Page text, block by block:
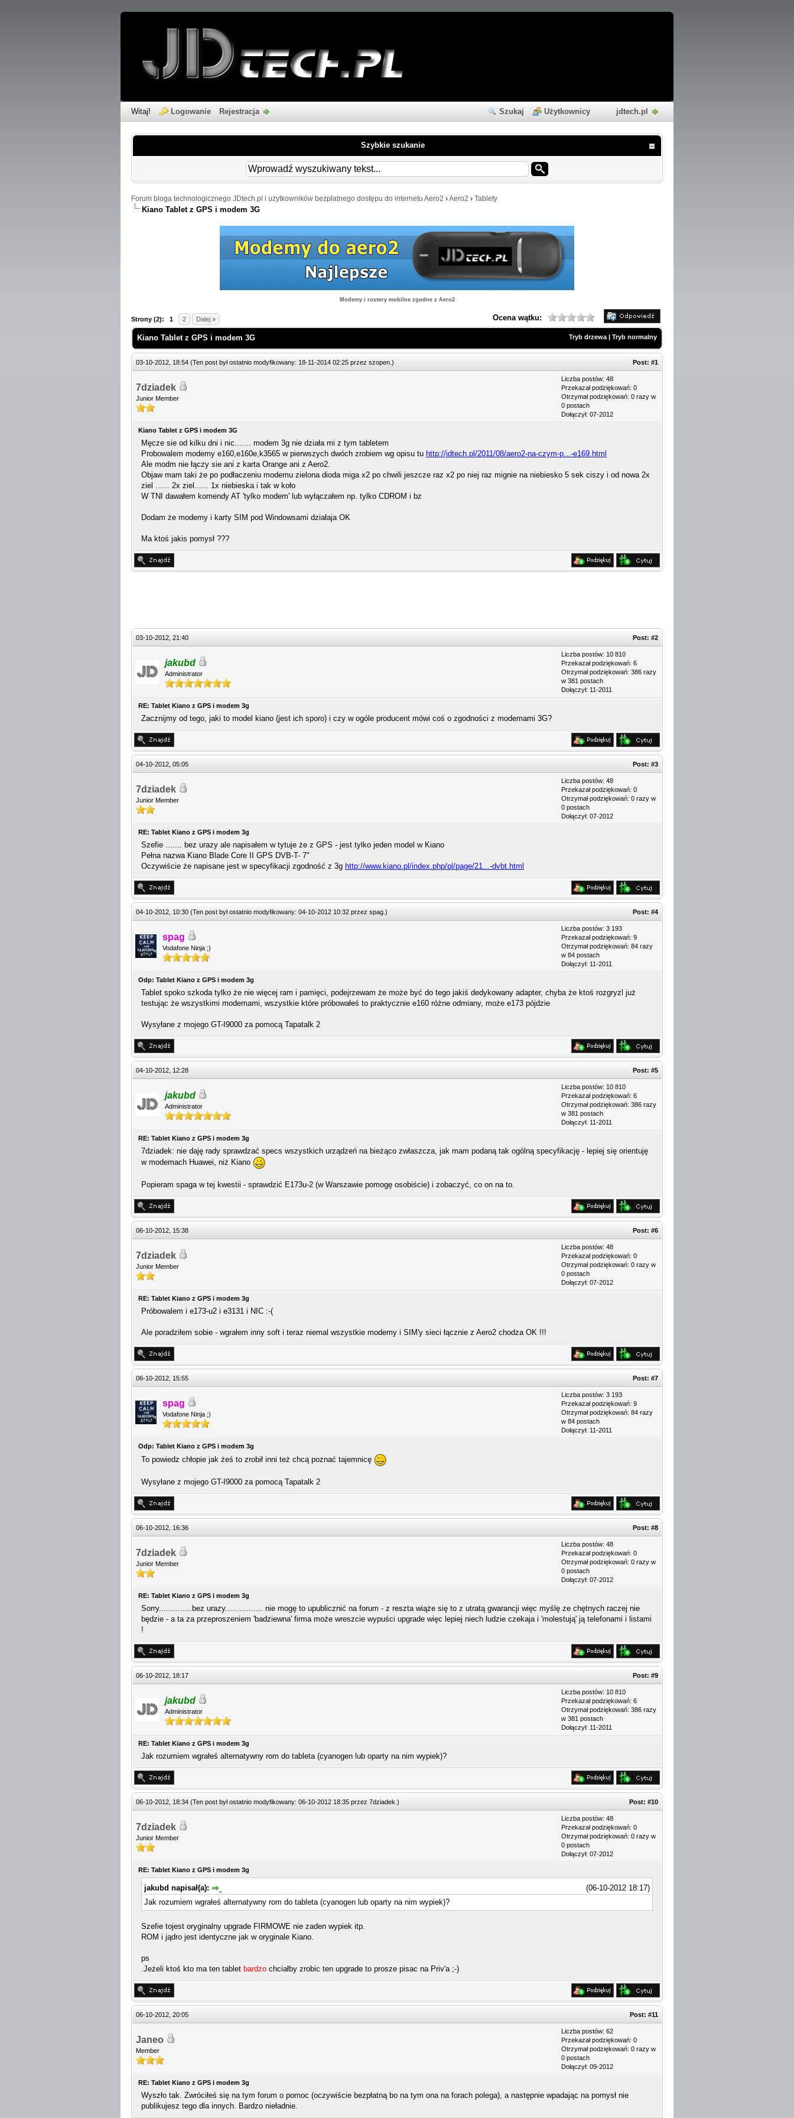
Szukaj Użytkownicy jdtech.pl
Witaj! Logowanie Rejestracja
Szybkie szukanie
Forum bloga technologicznego JDtech.pl i użytkowników bezpłatnego dostępu do internetu Aero2 ›Aero2 › Tablety
Kiano Tablet z GPS i modem 3G
Modemy i routery mobilne zgodne z Aero2
Strony (2): 1 2 Dalej » Ocena wątku:
Tryb drzewa | Tryb normalny
Kiano Tablet z GPS i modem 3G
03-10-2012, 18:54 (Ten post był ostatnio modyfikowany: 18-11-2014 02:25 przez szopen ) Post: #1
7dziadek
Junior Member
Liczba postów: 48
Przekazał podziękowań: 0
Otrzymał podziękowań: 0 razy w
0 postach
Dołączył: 07-2012
Kiano Tablet z GPS i modem 3G
Męcze sie od kilku dni i nic....... modem 3g nie działa mi z tym tabletem
Probowalem modemy e160,e160e,k3565 w pierwszych dwóch zrobiem wg opisu tu http://jdtech.pl/2011/08/aero2-na-czym-p...-e169.html
Ale modm nie łączy sie ani z karta Orange ani z Aero2.
Objaw mam taki że po podłaczeniu modemu zielona dioda miga x2 po chwili jeszcze raz x2 po niej raz mignie na niebiesko 5 sek ciszy i od nowa 2x
ziel ...... 2x ziel...... 1x niebieska i tak w koło
W TNI dawałem komendy AT 'tylko modem' lub wyłączałem np. tylko CDROM i bz
Dodam że modemy i karty SIM pod Windowsami działaja OK
Ma ktoś jakis pomysł ???
03-10-2012, 21:40 Post: #2
jakubd
Administrator
Liczba postów: 10 810
Przekazał podziękowań: 6
Otrzymał podziękowań: 386 razy
w 381 postach
Dołączył: 11-2011
RE: Tablet Kiano z GPS i modem 3g
Zacznijmy od tego, jaki to model kiano (jest ich sporo) i czy w ogóle producent mówi coś o zgodności z modemami 3G?
04-10-2012, 05:05 Post: #3
7dziadek
Junior Member
Liczba postów: 48
Przekazał podziękowań: 0
Otrzymał podziękowań: 0 razy w
0 postach
Dołączył: 07-2012
RE: Tablet Kiano z GPS i modem 3g
Szefie ....... bez urazy ale napisałem w tytuje że z GPS - jest tylko jeden model w Kiano
Pełna nazwa Kiano Blade Core II GPS DVB-T- 7"
Oczywiście że napisane jest w specyfikacji zgodność z 3g http://www.kiano.pl/index.php/pl/page/21...-dvbt.html
04-10-2012, 10:30 (Ten post był ostatnio modyfikowany: 04-10-2012 10:32 przez spag ) Post: #4
spag
Vodafone Ninja ;)
Liczba postów: 3 193
Przekazał podziękowań: 9
Otrzymał podziękowań: 84 razy
w 84 postach
Dołączył: 11-2011
Odp: Tablet Kiano z GPS i modem 3g
Tablet spoko szkoda tylko że nie więcej ram i pamięci, podejrzewam że może być do tego jakiś dedykowany adapter, chyba że ktoś rozgryzl już
testując że wszystkimi modemami, wszystkie które próbowałeś to praktycznie e160 różne odmiany, może e173 pójdzie
Wysyłane z mojego GT-I9000 za pomocą Tapatalk 2
04-10-2012, 12:28 Post: #5
jakubd
Administrator
Liczba postów: 10 810
Przekazał podziękowań: 6
Otrzymał podziękowań: 386 razy
w 381 postach
Dołączył: 11-2011
RE: Tablet Kiano z GPS i modem 3g
7dziadek: nie daję rady sprawdzać specs wszystkich urządzeń na bieżąco zwłaszcza, jak mam podaną tak ogólną specyfikację - lepiej się orientuję
w modemach Huawei, niż Kiano
Popieram spaga w tej kwestii - sprawdzić E173u-2 (w Warszawie pomogę osobiście) i zobaczyć, co on na to.
06-10-2012, 15:38 Post: #6
7dziadek
Junior Member
Liczba postów: 48
Przekazał podziękowań: 0
Otrzymał podziękowań: 0 razy w
0 postach
Dołączył: 07-2012
RE: Tablet Kiano z GPS i modem 3g
Próbowalem i e173-u2 i e3131 i NIC :-(
Ale poradziłem sobie - wgrałem inny soft i teraz niemal wszystkie modemy i SIM'y sieci łącznie z Aero2 chodza OK !!!
06-10-2012, 15:55 Post: #7
spag
Vodafone Ninja ;)
Liczba postów: 3 193
Przekazał podziękowań: 9
Otrzymał podziękowań: 84 razy
w 84 postach
Dołączył: 11-2011
Odp: Tablet Kiano z GPS i modem 3g
To powiedz chłopie jak żeś to zrobił inni też chcą poznać tajemnicę
Wysyłane z mojego GT-I9000 za pomocą Tapatalk 2
06-10-2012, 16:36 Post: #8
7dziadek
Junior Member
Liczba postów: 48
Przekazał podziękowań: 0
Otrzymał podziękowań: 0 razy w
0 postach
Dołączył: 07-2012
RE: Tablet Kiano z GPS i modem 3g
Sorry..............bez urazy................ nie mogę to upublicznić na forum - z reszta wiąże się to z utratą gwarancji więc myślę ze chętnych raczej nie
będzie - a ta za przeproszeniem 'badziewna' firma może wreszcie wypuści upgrade więc lepiej niech ludzie czekaja i 'molestują' ją telefonami i listami
!
06-10-2012, 18:17 Post: #9
jakubd
Administrator
Liczba postów: 10 810
Przekazał podziękowań: 6
Otrzymał podziękowań: 386 razy
w 381 postach
Dołączył: 11-2011
RE: Tablet Kiano z GPS i modem 3g
Jak rozumiem wgrałeś alternatywny rom do tableta (cyanogen lub oparty na nim wypiek)?
06-10-2012, 18:34 (Ten post był ostatnio modyfikowany: 06-10-2012 18:35 przez 7dziadek ) Post: #10
7dziadek
Junior Member
Liczba postów: 48
Przekazał podziękowań: 0
Otrzymał podziękowań: 0 razy w
0 postach
Dołączył: 07-2012
RE: Tablet Kiano z GPS i modem 3g
(06-10-2012 18:17)
jakubd napisał(a):
Jak rozumiem wgrałeś alternatywny rom do tableta (cyanogen lub oparty na nim wypiek)?
Szefie tojest oryginalny upgrade FIRMOWE nie zaden wypiek itp.
ROM i jądro jest identyczne jak w oryginale Kiano.
ps
.Jeżeli ktoś kto ma ten tablet bardzo chciałby zrobic ten upgrade to prosze pisac na Priv'a ;-)
06-10-2012, 20:05 Post: #11
Janeo
Member
Liczba postów: 62
Przekazał podziękowań: 0
Otrzymał podziękowań: 0 razy w
0 postach
Dołączył: 09-2012
RE: Tablet Kiano z GPS i modem 3g
Wyszło tak. Zwróciłeś się na tym forum o pomoc (oczywiście bezpłatną bo na tym ona na forach polega), a następnie wpadając na pomysł nie
publikujesz tego dla innych. Bardzo nieładnie.